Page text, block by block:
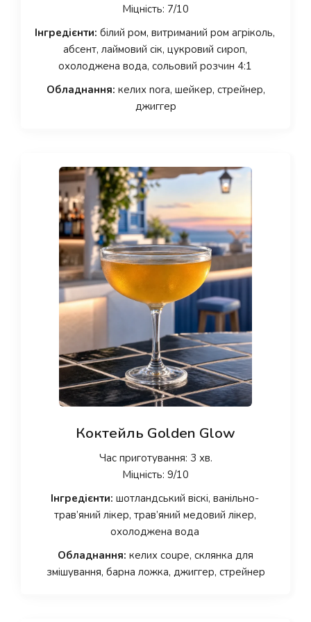
Міцність: 7/10
Інгредієнти: білий ром, витриманий ром агріколь,
абсент, лаймовий сік, цукровий сироп,
охолоджена вода, сольовий розчин 4:1
Обладнання: келих nora, шейкер, стрейнер,
джиггер
Коктейль Golden Glow
Час приготування: 3 хв.
Міцність: 9/10
Інгредієнти: шотландський віскі, ванільно-
трав’яний лікер, трав’яний медовий лікер,
охолоджена вода
Обладнання: келих coupe, склянка для
змішування, барна ложка, джиггер, стрейнер